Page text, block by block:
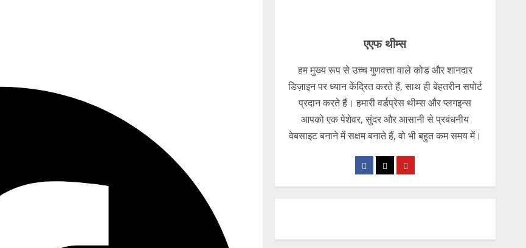
एएफ थीम्स
हम मुख्य रूप से उच्च गुणवत्ता वाले कोड और शानदार
डिज़ाइन पर ध्यान केंद्रित करते हैं, साथ ही बेहतरीन सपोर्ट
प्रदान करते हैं। हमारी वर्डप्रेस थीम्स और प्लगइन्स
आपको एक पेशेवर, सुंदर और आसानी से प्रबंधनीय
वेबसाइट बनाने में सक्षम बनाते हैं, वो भी बहुत कम समय में।